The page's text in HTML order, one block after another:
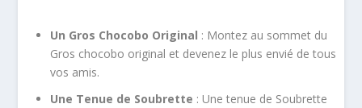
Un Gros Chocobo Original : Montez au sommet du
Gros chocobo original et devenez le plus envié de tous
vos amis.
Une Tenue de Soubrette : Une tenue de Soubrette